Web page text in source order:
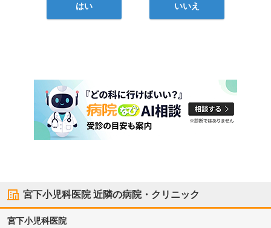
はい いいえ
宮下小児科医院近隣の病院・クリニック
宮下小児科医院